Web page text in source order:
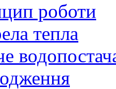
роботи
тепла